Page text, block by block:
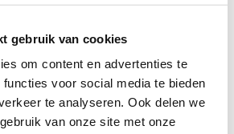
gebruik van cookies
om content en advertenties te
voor social media te bieden
te analyseren. Ook delen we
van onze site met onze
waar ze hard nodig zijn
gezondheid op maat te voorzien.
uit!